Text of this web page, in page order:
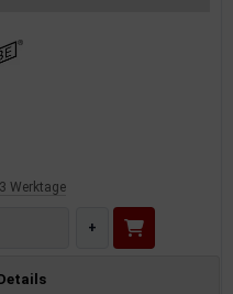
Werktage
+